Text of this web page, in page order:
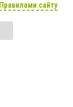
Правилами сайту